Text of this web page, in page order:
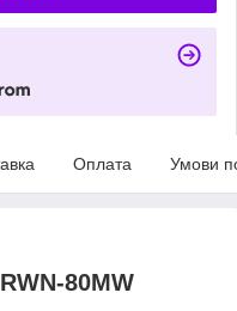
Оплата Умови
80MW